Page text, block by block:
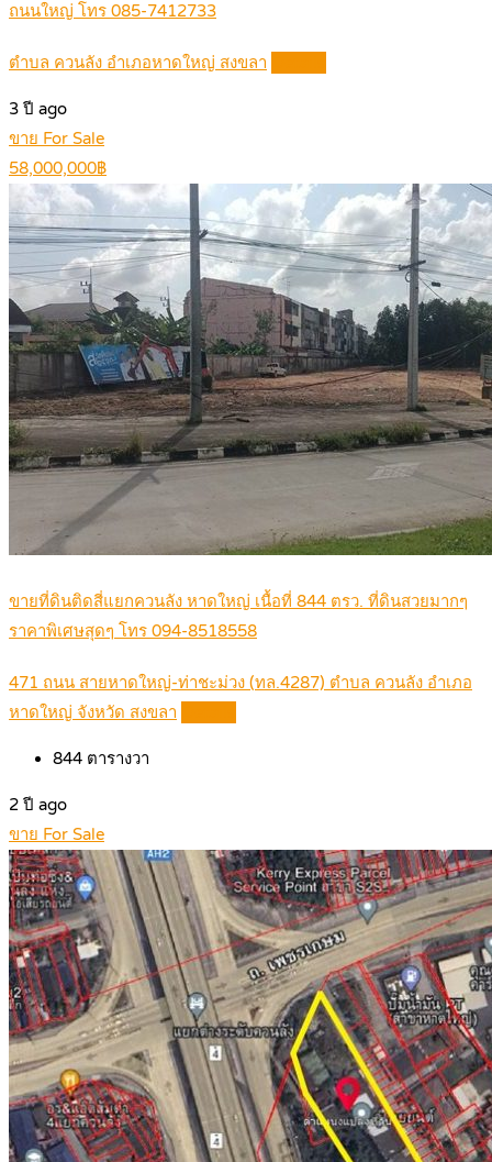
ถนนใหญ่ โทร 085-7412733
ตำบล ควนลัง อำเภอหาดใหญ่ สงขลา
3 ปี ago
ขาย For Sale
58,000,000฿
ขายที่ดินติดสี่แยกควนลัง หาดใหญ่ เนื้อที่ 844 ตรว. ที่ดินสวยมากๆ
ราคาพิเศษสุดๆ โทร 094-8518558
471 ถนน สายหาดใหญ่-ท่าชะม่วง (ทล.4287) ตำบล ควนลัง อำเภอ
หาดใหญ่ จังหวัด สงขลา
844 ตารางวา
2 ปี ago
ขาย For Sale